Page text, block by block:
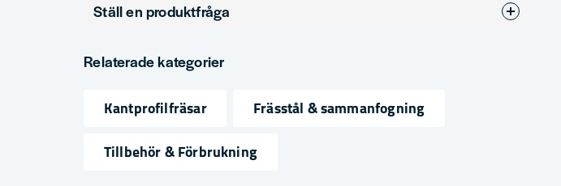
Produkttyp
Ställ en produktfråga
Fråga oss något om denna produkten...
Relaterade kategorier
Kantprofilfräsar
Frässtål & sammanfogning
Tillbehör & Förbrukning